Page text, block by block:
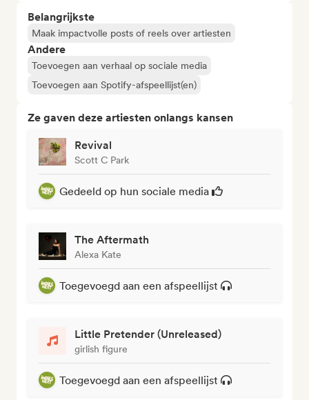
Belangrijkste
Maak impactvolle posts of reels over artiesten
Andere
Toevoegen aan verhaal op sociale media
Toevoegen aan Spotify-afspeellijst(en)
Ze gaven deze artiesten onlangs kansen
Revival
Scott C Park
Gedeeld op hun sociale media
The Aftermath
Alexa Kate
Toegevoegd aan een afspeellijst
Little Pretender (Unreleased)
girlish figure
Toegevoegd aan een afspeellijst